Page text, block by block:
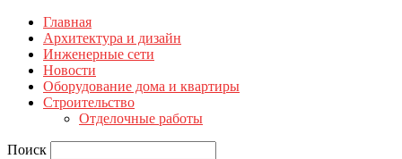
Главная
Архитектура и дизайн
Инженерные сети
Новости
Оборудование дома и квартиры
Строительство
Отделочные работы
Поиск